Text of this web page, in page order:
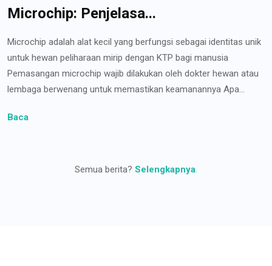
Microchip: Penjelasa...
Microchip adalah alat kecil yang berfungsi sebagai identitas unik
untuk hewan peliharaan mirip dengan KTP bagi manusia
Pemasangan microchip wajib dilakukan oleh dokter hewan atau
lembaga berwenang untuk memastikan keamanannya Apa...
Baca
Semua berita? Selengkapnya.